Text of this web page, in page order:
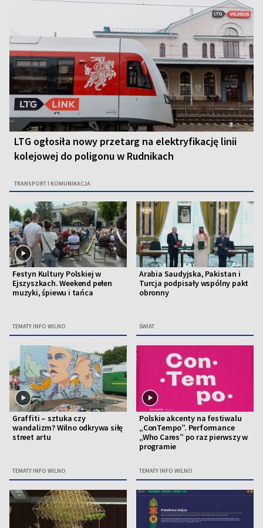
LTG ogłosiła nowy przetarg na elektryfikację linii
kolejowej do poligonu w Rudnikach
TRANSPORT I KOMUNIKACJA
Festyn Kultury Polskiej w
Ejszyszkach. Weekend pełen
muzyki, śpiewu i tańca
TEMATY INFO WILNO
Arabia Saudyjska, Pakistan i
Turcja podpisały wspólny pakt
obronny
ŚWIAT
Graffiti – sztuka czy
wandalizm? Wilno odkrywa siłę
street artu
TEMATY INFO WILNO
Polskie akcenty na festiwalu
„ConTempo”. Performance
„Who Cares” po raz pierwszy w
programie
TEMATY INFO WILNO